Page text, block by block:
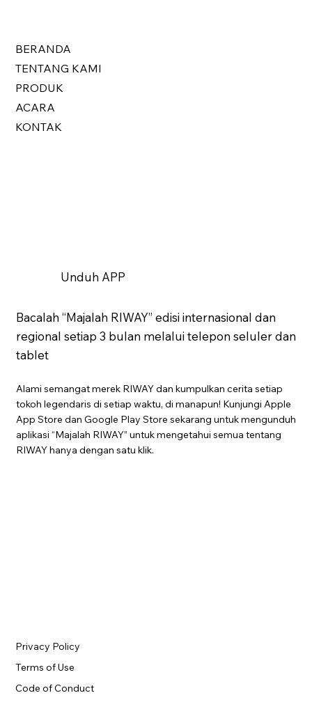
BERANDA
TENTANG KAMI
PRODUK
ACARA
KONTAK
Unduh APP
Bacalah “Majalah RIWAY” edisi internasional dan
regional setiap 3 bulan melalui telepon seluler dan
tablet
Alami semangat merek RIWAY dan kumpulkan cerita setiap
tokoh legendaris di setiap waktu, di manapun! Kunjungi Apple
App Store dan Google Play Store sekarang untuk mengunduh
aplikasi “Majalah RIWAY” untuk mengetahui semua tentang
RIWAY hanya dengan satu klik.
Terms of Use
Privacy Policy
Code of Conduct